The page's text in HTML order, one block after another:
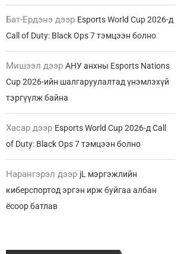
Бат-Ердэнэ дээр Esports World Cup 2026-д
Call of Duty: Black Ops 7 тэмцээн болно
Мишээл дээрАНУ анхны Esports Nations
Cup 2026-ийн шалгаруулалтад үнэмлэхүй
тэргүүлж байна
Хасар дээр Esports World Cup 2026-д Call
of Duty: Black Ops 7 тэмцээн болно
Нарангэрэл дээр jL мэргэжлийн
киберспортод эргэн ирж буйгаа албан
ёсоор батлав